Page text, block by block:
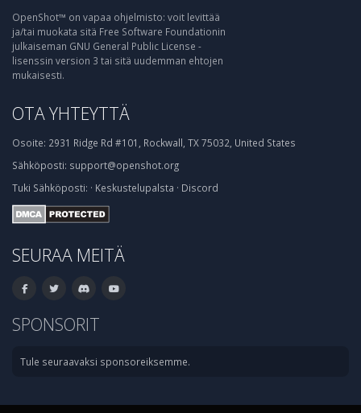
OpenShot™ on vapaa ohjelmisto: voit levittää
ja/tai muokata sitä Free Software Foundationin
julkaiseman GNU General Public License -
lisenssin version 3 tai sitä uudemman ehtojen
mukaisesti.
OTA YHTEYTTÄ
Osoite: 2931 Ridge Rd #101, Rockwall, TX 75032, United States
Sähköposti: support@openshot.org
Tuki Sähköposti: · Keskustelupalsta · Discord
SEURAA MEITÄ
SPONSORIT
Tule seuraavaksi sponsoreiksemme.